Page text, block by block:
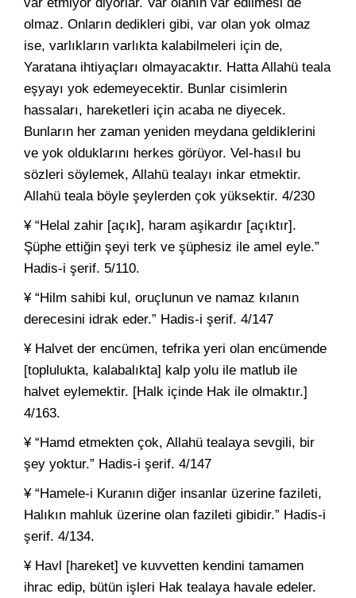
olmaz. Onların dedikleri gibi, var olan yok olmaz
ise, varlıkların varlıkta kalabilmeleri için de,
Yaratana ihtiyaçları olmayacaktır. Hatta Allahü teala
eşyayı yok edemeyecektir. Bunlar cisimlerin
hassaları, hareketleri için acaba ne diyecek.
Bunların her zaman yeniden meydana geldiklerini
ve yok olduklarını herkes görüyor. Vel-hasıl bu
sözleri söylemek, Allahü tealayı inkar etmektir.
Allahü teala böyle şeylerden çok yüksektir. 4/230
¥ “Helal zahir [açık], haram aşikardır [açıktır].
Şüphe ettiğin şeyi terk ve şüphesiz ile amel eyle.”
Hadis-i şerif. 5/110.
¥ “Hilm sahibi kul, oruçlunun ve namaz kılanın
derecesini idrak eder.” Hadis-i şerif. 4/147
¥ Halvet der encümen, tefrika yeri olan encümende
[toplulukta, kalabalıkta] kalp yolu ile matlub ile
halvet eylemektir. [Halk içinde Hak ile olmaktır.]
4/163.
¥ “Hamd etmekten çok, Allahü tealaya sevgili, bir
şey yoktur.” Hadis-i şerif. 4/147
¥ “Hamele-i Kuranın diğer insanlar üzerine fazileti,
Halıkın mahluk üzerine olan fazileti gibidir.” Hadis-i
şerif. 4/134.
¥ Havl [hareket] ve kuvvetten kendini tamamen
ihrac edip, bütün işleri Hak tealaya havale edeler.